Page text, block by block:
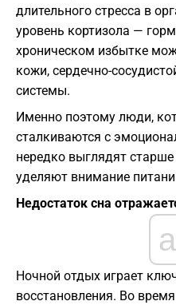
длительного стресса в
уровень кортизола —
хроническом избытке
кожи, сердечно-
системы.
Именно поэтому люди,
сталкиваются с
нередко выглядят
уделяют внимание
Недостаток сна
Ночной отдых играет
восстановления. Во